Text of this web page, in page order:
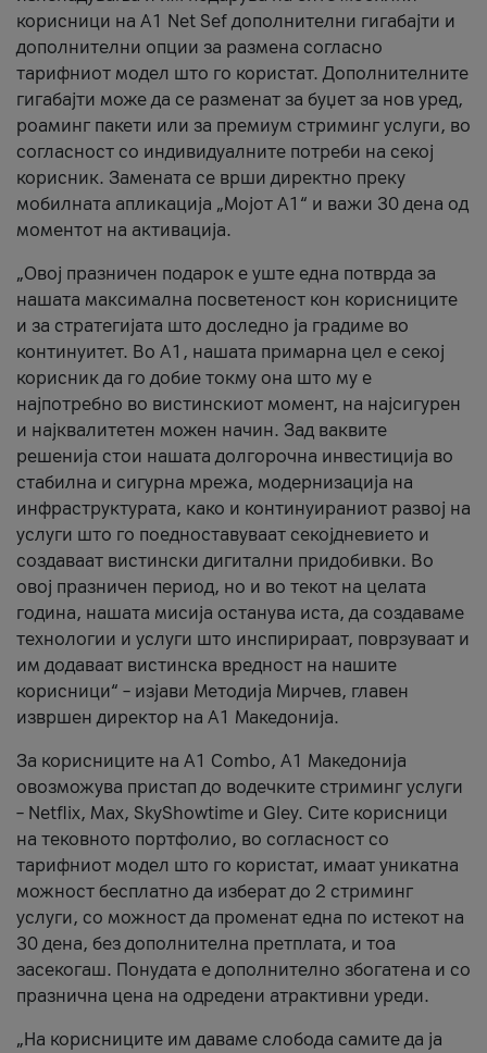
корисници на A1 Net Sef дополнителни гигабајти и
дополнителни опции за размена согласно
тарифниот модел што го користат. Дополнителните
гигабајти може да се разменат за буџет за нов уред,
роаминг пакети или за премиум стриминг услуги, во
согласност со индивидуалните потреби на секој
корисник. Замената се врши директно преку
мобилната апликација „Мојот А1“ и важи 30 дена од
моментот на активација.
„Овој празничен подарок е уште една потврда за
нашата максимална посветеност кон корисниците
и за стратегијата што доследно ја градиме во
континуитет. Во А1, нашата примарна цел е секој
корисник да го добие токму она што му е
најпотребно во вистинскиот момент, на најсигурен
и најквалитетен можен начин. Зад ваквите
решенија стои нашата долгорочна инвестиција во
стабилна и сигурна мрежа, модернизација на
инфраструктурата, како и континуираниот развој на
услуги што го поедноставуваат секојдневието и
создаваат вистински дигитални придобивки. Во
овој празничен период, но и во текот на целата
година, нашата мисија останува иста, да создаваме
технологии и услуги што инспирираат, поврзуваат и
им додаваат вистинска вредност на нашите
корисници“ – изјави Методија Мирчев, главен
извршен директор на А1 Македонија.
За корисниците на A1 Combo, А1 Македонија
овозможува пристап до водечките стриминг услуги
– Netflix, Max, SkyShowtime и Gley. Сите корисници
на тековното портфолио, во согласност со
тарифниот модел што го користат, имаат уникатна
можност бесплатно да изберат до 2 стриминг
услуги, со можност да променат една по истекот на
30 дена, без дополнителна претплата, и тоа
засекогаш. Понудата е дополнително збогатена и со
празнична цена на одредени атрактивни уреди.
„На корисниците им даваме слобода самите да ја